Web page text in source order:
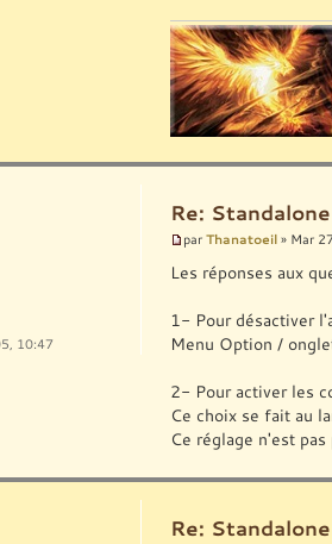
Re:
parThanatoeil » Mar
Les réponses aux
1- Pour désactiver
Menu Option /
2- Pour activer les
Ce choix se fait au
Ce réglage n'est
10:47
Re: